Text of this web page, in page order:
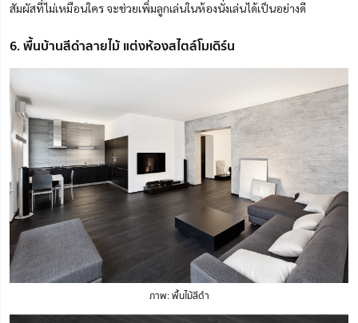
สัมผัสที่ไม่เหมือนใคร จะช่วยเพิ่มลูกเล่นในห้องนั่งเล่นได้เป็นอย่างดี
6. พื้นบ้านสีดำลายไม้ แต่งห้องสไตล์โมเดิร์น
ภาพ: พื้นไม้สีดำ